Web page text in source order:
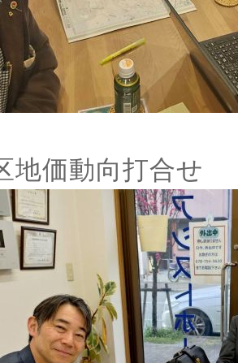
地価動向打合せ